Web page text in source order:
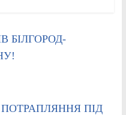
БІЛГОРОД-
ПОТРАПЛЯННЯ ПІД